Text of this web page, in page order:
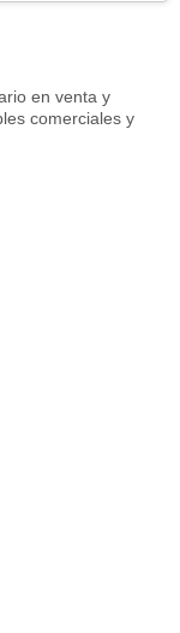
en venta y
comerciales y